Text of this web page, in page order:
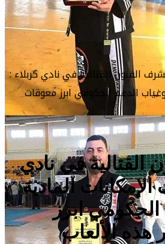
الفنون القتالية في نادي كربلاء :
الدعم الحكومي ابرز معوقات
في نادي
المادية
ابرز
الألعاب